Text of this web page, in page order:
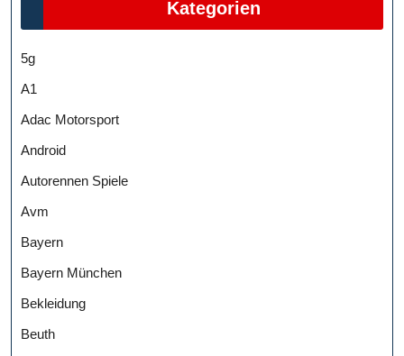
Kategorien
5g
A1
Adac Motorsport
Android
Autorennen Spiele
Avm
Bayern
Bayern München
Bekleidung
Beuth